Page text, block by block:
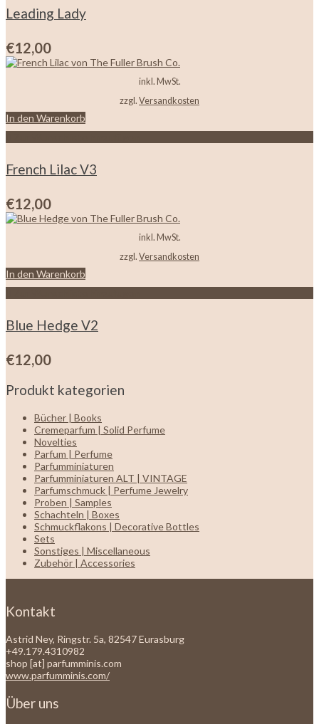
Leading Lady
€12,00
inkl. MwSt.
zzgl. Versandkosten
In den Warenkorb
French Lilac V3
€12,00
inkl. MwSt.
zzgl. Versandkosten
In den Warenkorb
Blue Hedge V2
€12,00
Produkt kategorien
Bücher | Books
Cremeparfum | Solid Perfume
Novelties
Parfum | Perfume
Parfumminiaturen
Parfumminiaturen ALT | VINTAGE
Parfumschmuck | Perfume Jewelry
Proben | Samples
Schachteln | Boxes
Schmuckflakons | Decorative Bottles
Sets
Sonstiges | Miscellaneous
Zubehör | Accessories
Kontakt
Astrid Ney, Ringstr. 5a, 82547 Eurasburg
+49.179.4310982
shop [at] parfumminis.com
www.parfumminis.com/
Über uns